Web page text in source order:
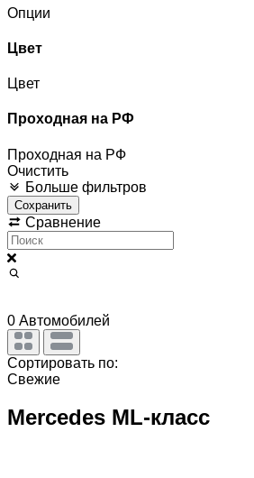
Опции
Цвет
Цвет
Проходная на РФ
Проходная на РФ
Очистить
Больше фильтров
Сохранить
Сравнение
0 Автомобилей
Сортировать по:
Свежие
Mercedes ML-класс